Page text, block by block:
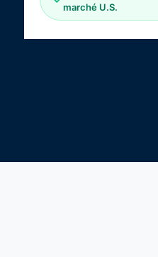
marché U.S.